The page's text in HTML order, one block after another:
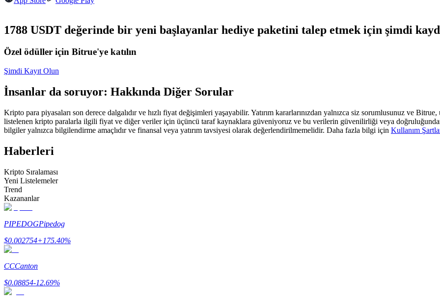
USDC Vadeli İşlemleri
USDC'yi teminat olarak kullanan vadeli işlemler
1788 USDT değerinde bir yeni başlayanlar hediye paketini talep etmek için şimdi
Özel ödüller için Bitrue'ye katılın
Şimdi Kayıt Olun
İnsanlar da soruyor: Hakkında Diğer Sorular
Kripto para piyasaları son derece dalgalıdır ve hızlı fiyat değişimleri yaşayabilir. Yatırım kararlarınızdan yalnızca siz sorumlusunuz ve
listelenen kripto paralarla ilgili fiyat ve diğer veriler için üçüncü taraf kaynaklara güveniyoruz ve bu verilerin güvenilirliği veya
bilgiler yalnızca bilgilendirme amaçlıdır ve finansal veya yatırım tavsiyesi olarak değerlendirilmemelidir. Daha fazla bilgi için Kullanım
Haberleri
Kripto Sıralaması
Yeni Listelemeler
Trend
Kazananlar
PIPEDOGPipedog
$0.002754+175.40%
CCCanton
$0.08854-12.69%